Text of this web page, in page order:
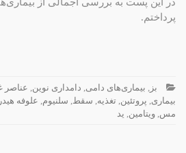
در این پست به بررسی اجمالی از
پرداختم.
بز بیماری‌های دامی دامداری نوین عناصر
بیماری پروتئین تغذیه سقط سلنیوم علوفه
مس ویتامین ید